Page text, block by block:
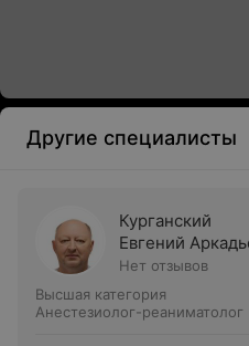
Другие специалисты
Курганский
Евгений
Нет отзывов
Высшая категория
Анестезиолог-реаниматолог